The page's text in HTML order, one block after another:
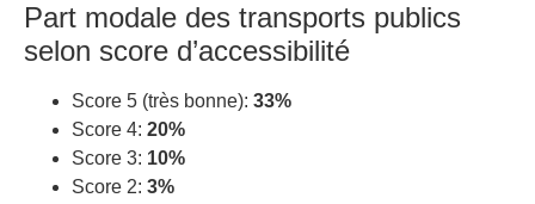
Part modale des transports publics
selon score d’accessibilité
Score 5 (très bonne): 33%
Score 4: 20%
Score 3: 10%
Score 2: 3%